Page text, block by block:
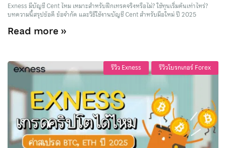
Exness มีบัญชี Cent ไหม เหมาะสำหรับฝึกเทรดจริงหรือไม่? ใช้ทุนเริ่มต้นเท่าไหร่?
บทความนี้สรุปข้อดี ข้อจำกัด และวิธีใช้งานบัญชี Cent สำหรับมือใหม่ ปี 2025
Read more »
รีวิว Exness รีวิวโบรกเกอร์ Forex